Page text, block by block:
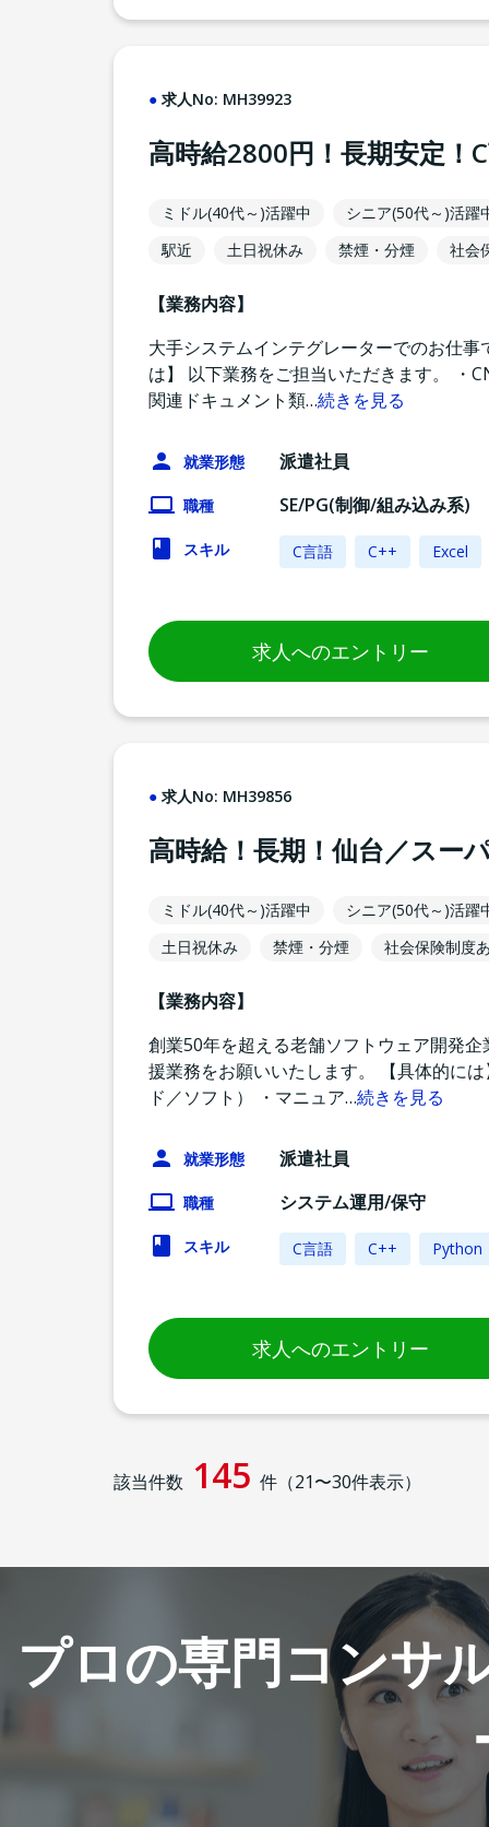
求人No: MH39923
高時給2800円！長期安定！
ミドル(40代～)活躍中
シニア(50代～)活躍
駅近
土日祝休み 禁煙・分煙 社会
【業務内容】
大手システムインテグレーターでのお仕
は】 以下業務をご担当いただきます。 ・
関連ドキュメント類…続きを見る
就業形態 派遣社員
職種 SE/PG(制御/組み込み系)
スキル C言語 C++ Excel
求人へのエントリー
求人No: MH39856
高時給！長期！仙台／スー
ミドル(40代～)活躍中
シニア(50代～)活躍
土日祝休み
禁煙・分煙 社会保険制度
【業務内容】
創業50年を超える老舗ソフトウェア開発
援業務をお願いいたします。 【具体的に
ド／ソフト） ・マニュア…続きを見る
就業形態 派遣社員
職種 システム運用/保守
スキル C言語 C++ Python
求人へのエントリー
該当件数 145 件（21〜30件表示）
プロの専門コンサ